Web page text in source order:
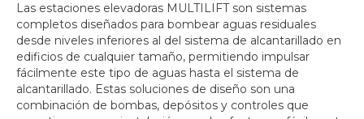
Las estaciones elevadoras MULTILIFT son sistemas
completos diseñados para bombear aguas residuales
desde niveles inferiores al del sistema de alcantarillado en
edificios de cualquier tamaño, permitiendo impulsar
fácilmente este tipo de aguas hasta el sistema de
alcantarillado. Estas soluciones de diseño son una
combinación de bombas, depósitos y controles que